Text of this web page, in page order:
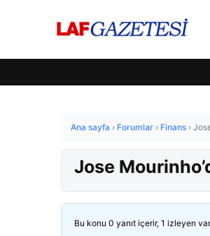
Ana sayfa › Forumlar › Finans ›
Jose
Bu konu 0 yanıt içerir, 1 izleyen